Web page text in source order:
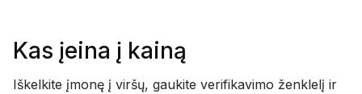
Kas įeina į kainą
Iškelkite įmonę į viršų, gaukite verifikavimo ženklelį ir